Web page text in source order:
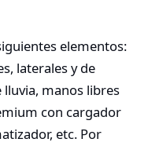
elementos:
laterales y de
lluvia, manos libres
con cargador
etc. Por